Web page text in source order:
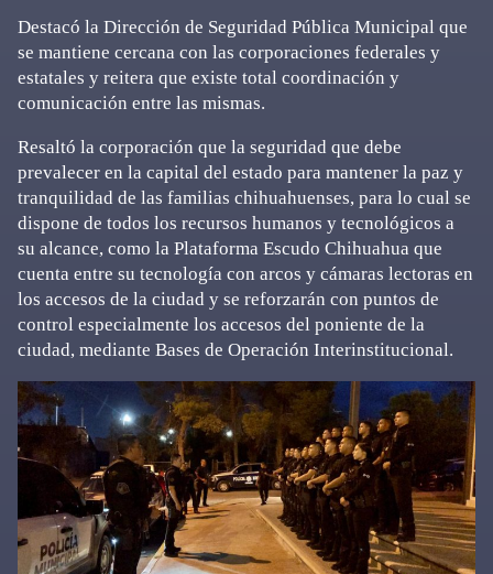
Destacó la Dirección de Seguridad Pública Municipal que
se mantiene cercana con las corporaciones federales y
estatales y reitera que existe total coordinación y
comunicación entre las mismas.
Resaltó la corporación que la seguridad que debe
prevalecer en la capital del estado para mantener la paz y
tranquilidad de las familias chihuahuenses, para lo cual se
dispone de todos los recursos humanos y tecnológicos a
su alcance, como la Plataforma Escudo Chihuahua que
cuenta entre su tecnología con arcos y cámaras lectoras en
los accesos de la ciudad y se reforzarán con puntos de
control especialmente los accesos del poniente de la
ciudad, mediante Bases de Operación Interinstitucional.